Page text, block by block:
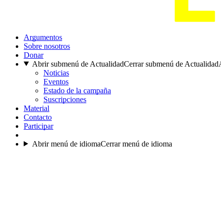
Argumentos
Sobre nosotros
Donar
Abrir submenú de ActualidadCerrar submenú de Actualidad
Noticias
Eventos
Estado de la campaña
Suscripciones
Material
Contacto
Participar
Abrir menú de idiomaCerrar menú de idioma